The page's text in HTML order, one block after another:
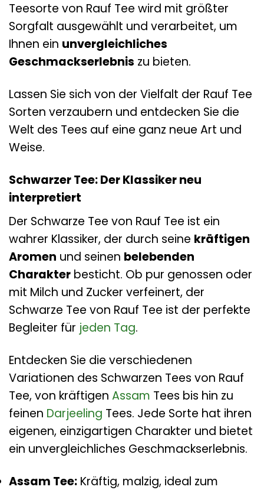
Teesorte von Rauf Tee wird mit größter
Sorgfalt ausgewählt und verarbeitet, um
Ihnen ein unvergleichliches
Geschmackserlebnis zu bieten.
Lassen Sie sich von der Vielfalt der Rauf Tee
Sorten verzaubern und entdecken Sie die
Welt des Tees auf eine ganz neue Art und
Weise.
Schwarzer Tee: Der Klassiker neu
interpretiert
Der Schwarze Tee von Rauf Tee ist ein
wahrer Klassiker, der durch seine kräftigen
Aromen und seinen belebenden
Charakter besticht. Ob pur genossen oder
mit Milch und Zucker verfeinert, der
Schwarze Tee von Rauf Tee ist der perfekte
Begleiter für jeden Tag.
Entdecken Sie die verschiedenen
Variationen des Schwarzen Tees von Rauf
Tee, von kräftigen Assam Tees bis hin zu
feinen Darjeeling Tees. Jede Sorte hat ihren
eigenen, einzigartigen Charakter und bietet
ein unvergleichliches Geschmackserlebnis.
Assam Tee: Kräftig, malzig, ideal zum